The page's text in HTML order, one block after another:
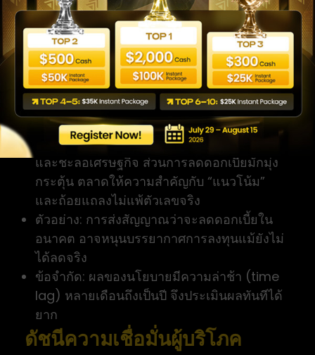
ใครเผยแพร่: ในไทยคือคณะกรรมการนโยบาย
การเงิน (กนง.) ภายใต้ธนาคารแห่ง
ประเทศไทย ส่วนสหรัฐฯ คือ Federal Reserve
(FOMC)
ทำไมสำคัญ: ดอกเบี้ยเป็น “ราคาของเงิน” จึง
กระทบแทบทุกสินทรัพย์ ทั้งพันธบัตร หุ้น อสัง
หาฯ และค่าเงิน
วิธีตีความ: การขึ้นดอกเบี้ยมักมุ่งสกัดเงินเฟ้อ
และชะลอเศรษฐกิจ ส่วนการลดดอกเบี้ยมักมุ่ง
กระตุ้น ตลาดให้ความสำคัญกับ “แนวโน้ม”
และถ้อยแถลงไม่แพ้ตัวเลขจริง
ตัวอย่าง: การส่งสัญญาณว่าจะลดดอกเบี้ยใน
อนาคต อาจหนุนบรรยากาศการลงทุนแม้ยังไม่
ได้ลดจริง
ข้อจำกัด: ผลของนโยบายมีความล่าช้า (time
lag) หลายเดือนถึงเป็นปี จึงประเมินผลทันทีได้
ยาก
ดัชนีความเชื่อมั่นผู้บริโภค